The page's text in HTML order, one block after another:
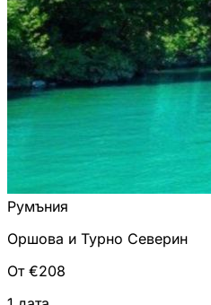
Румъния
Оршова и Турно Северин
От €208